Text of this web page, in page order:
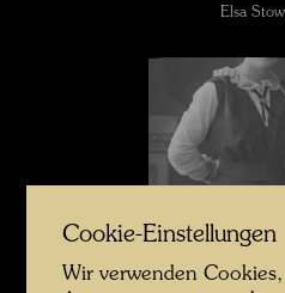
Elsa
Cookie-Einstellungen
Wir verwenden